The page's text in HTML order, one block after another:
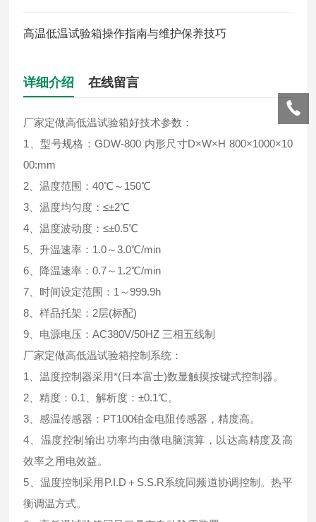
高温低温试验箱操作指南与维护保养技巧
详细介绍 在线留言
厂家定做高低温试验箱好技术参数：
1、型号规格：GDW-800 内形尺寸D×W×H 800×1000×10
00:mm
2、温度范围：40℃～150℃
3、温度均匀度：≤±2℃
4、温度波动度：≤±0.5℃
5、升温速率：1.0～3.0℃/min
6、降温速率：0.7～1.2℃/min
7、时间设定范围：1～999.9h
8、样品托架：2层(标配)
9、电源电压：AC380V/50HZ 三相五线制
厂家定做高低温试验箱控制系统：
1、温度控制器采用*(日本富士)数显触摸按键式控制器。
2、精度：0.1、解析度：±0.1℃。
3、感温传感器：PT100铂金电阻传感器，精度高。
4、温度控制输出功率均由微电脑演算，以达高精度及高
效率之用电效益。
5、温度控制采用P.I.D＋S.S.R系统同频道协调控制。热平
衡调温方式。